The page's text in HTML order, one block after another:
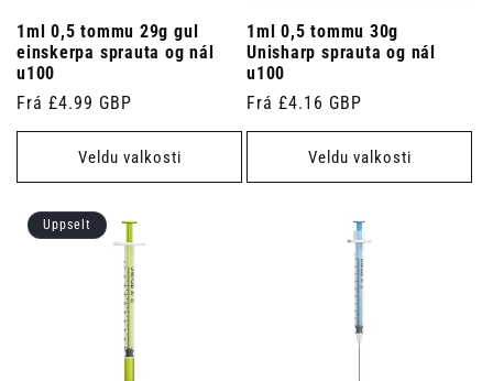
1ml 0,5 tommu 29g gul
einskerpa sprauta og nál
u100
Venjulegt
verð
Frá £4.99 GBP
Veldu valkosti
1ml 0,5 tommu 30g
Unisharp sprauta og nál
u100
Venjulegt
verð
Frá £4.16 GBP
Veldu valkosti
Uppselt